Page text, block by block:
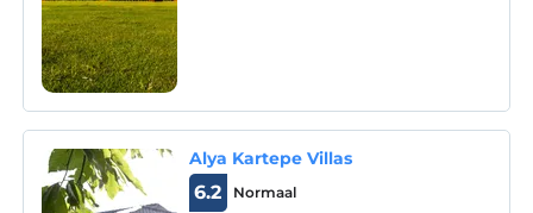
Alya Kartepe Villas
Normaal
6.2